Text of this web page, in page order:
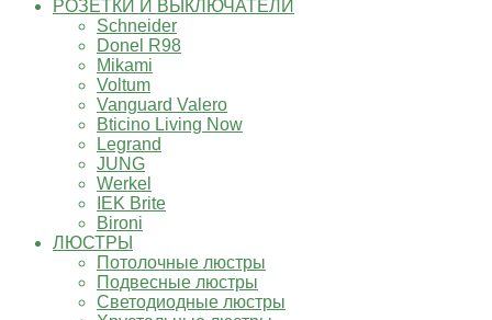
РОЗЕТКИ И ВЫКЛЮЧАТЕЛИ
Schneider
Donel R98
Mikami
Voltum
Vanguard Valero
Bticino Living Now
Legrand
JUNG
Werkel
IEK Brite
Bironi
ЛЮСТРЫ
Потолочные люстры
Подвесные люстры
Светодиодные люстры